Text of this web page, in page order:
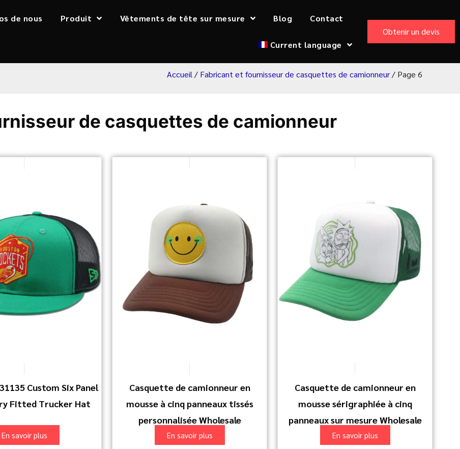
de nous Produit Vêtements de tête sur mesure Blog Contact
Current language
Obtenir un devis
Accueil / Fabricant et fournisseur de casquettes de camionneur/ Page 6
de casquettes de camionneur
Custom Six Panel
Fitted Trucker Hat
En savoir plus
Casquette de camionneur en
mousse à cinq panneaux tissés
personnalisée Wholesale
En savoir plus
Casquette de camionneur en
mousse sérigraphiée à cinq
panneaux sur mesure Wholesale
En savoir plus